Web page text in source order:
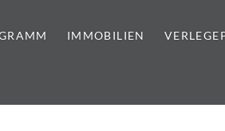
| Immobilien
IMMOBILIEN